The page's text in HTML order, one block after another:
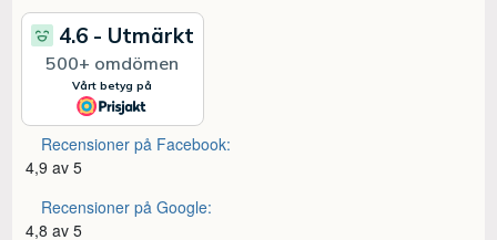
Recensioner på Facebook:
4,9 av 5
Recensioner på Google:
4,8 av 5